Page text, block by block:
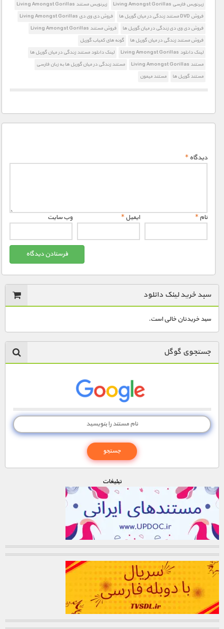
زیرنویس فارسی Living Amongst Gorillas
زیرنویس مستند Living Amongst Gorillas
فروش DVD مستند زندگی در میان گوریل ها
فروش دی وی دی Living Amongst Gorillas
فروش دی وی دی زندگی در میان گوریل ها
فروش مستند Living Amongst Gorillas
فروش مستند زندگی در میان گوریل ها
گونه های کمیاب گوریل
لینک دانلود Living Amongst Gorillas
لینک دانلود مستند زندگی در میان گوریل ها
مستند Living Amongst Gorillas
مستند زندگی در میان گوریل ها به زبان فارسی
مستند گوریل ها
مستند میمون
دیدگاه*
نام* ایمیل* وب‌ سایت
سبد خرید لینک دانلود
سبد خریدتان خالی است.
جستجوی گوگل
تبليغات